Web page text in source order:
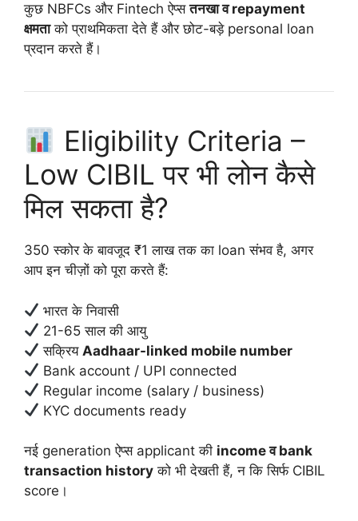
कुछ NBFCs और Fintech ऐप्सतनखा व repayment
क्षमताको प्राथमिकता देते हैं और छोट-बड़े personal loan
प्रदान करते हैं।
Eligibility Criteria –
Low CIBIL पर भी लोन कैसे
मिल सकता है?
350 स्कोर के बावजूद ₹1 लाख तक का loan संभव है, अगर
आप इन चीज़ों को पूरा करते हैं:
भारत के निवासी
21-65 साल की आयु
सक्रिय Aadhaar-linked mobile number
Bank account / UPI connected
Regular income (salary / business)
KYC documents ready
नई generation ऐप्स applicant की income व bank
transaction history को भी देखती हैं, न कि सिर्फ CIBIL
score।